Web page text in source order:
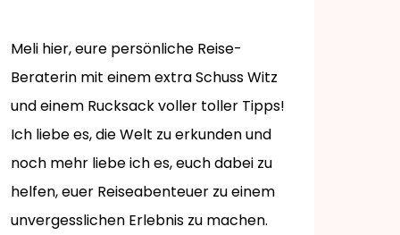
Meli hier, eure persönliche Reise-
Beraterin mit einem extra Schuss Witz
und einem Rucksack voller toller Tipps!
Ich liebe es, die Welt zu erkunden und
noch mehr liebe ich es, euch dabei zu
helfen, euer Reiseabenteuer zu einem
unvergesslichen Erlebnis zu machen.